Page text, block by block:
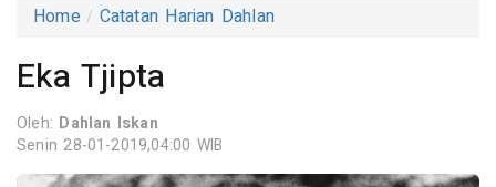
Home Catatan Harian Dahlan
Eka Tjipta
Oleh: Dahlan Iskan
Senin 28-01-2019,04:00 WIB